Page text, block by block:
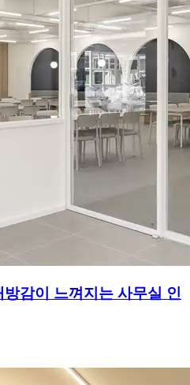
감이 느껴지는 사무실 인